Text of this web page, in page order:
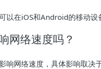
以在iOS和Android的移动设
网络速度吗？
响网络速度，具体影响取决